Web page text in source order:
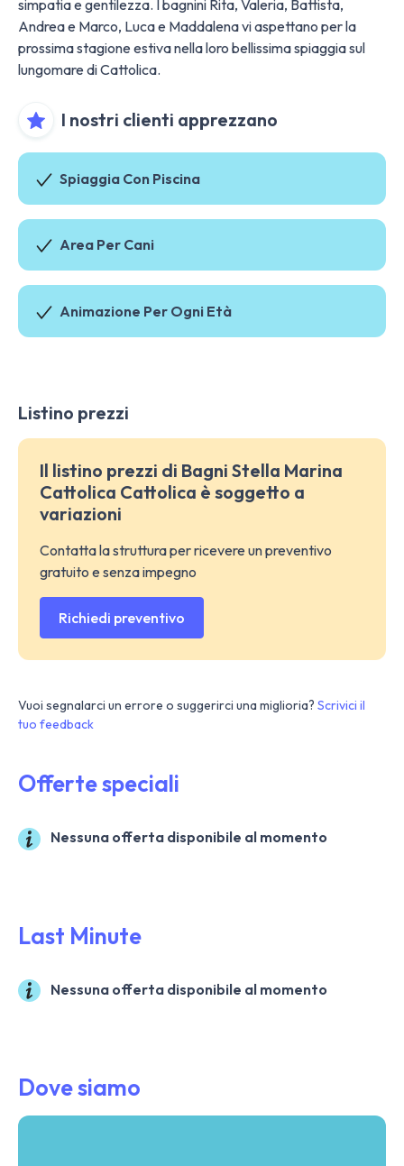
simpatia e gentilezza. I bagnini Rita, Valeria, Battista,
Andrea e Marco, Luca e Maddalena vi aspettano per la
prossima stagione estiva nella loro bellissima spiaggia sul
lungomare di Cattolica.
I nostri clienti apprezzano
Spiaggia Con Piscina
Area Per Cani
Animazione Per Ogni Età
Listino prezzi
Il listino prezzi di Bagni Stella Marina
Cattolica Cattolica è soggetto a
variazioni
Contatta la struttura per ricevere un preventivo
gratuito e senza impegno
Richiedi preventivo
Vuoi segnalarci un errore o suggerirci una miglioria? Scrivici il
tuo feedback
Offerte speciali
Nessuna offerta disponibile al momento
Last Minute
Nessuna offerta disponibile al momento
Dove siamo